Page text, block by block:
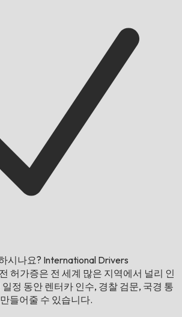
시나요? International Drivers
허가증은 전 세계 많은 지역에서 널리 인
정 동안 렌터카 인수, 경찰 검문, 국경 통
들어줄 수 있습니다.